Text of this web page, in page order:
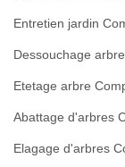
Entretien jardin
Dessouchage
Etetage arbre
Abattage d'arbres
Elagage d'arbres